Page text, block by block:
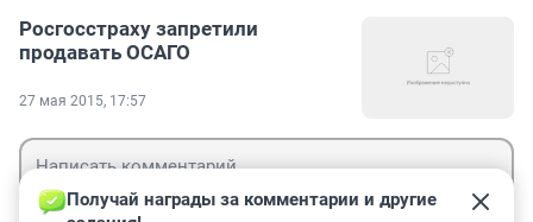
Росгосстраху запретили
продавать ОСАГО
27 мая 2015, 17:57
Получай награды за комментарии и другие